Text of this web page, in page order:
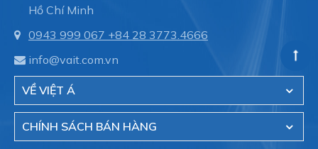
Hồ Chí Minh
0943 999 067 +84 28 3773.4666
info@vait.com.vn
VỀ VIỆT Á
CHÍNH SÁCH BÁN HÀNG